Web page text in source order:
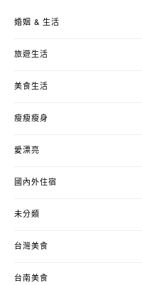
婚姻 & 生活
旅遊生活
美食生活
瘦瘦瘦身
愛漂亮
國內外住宿
未分類
台灣美食
台南美食